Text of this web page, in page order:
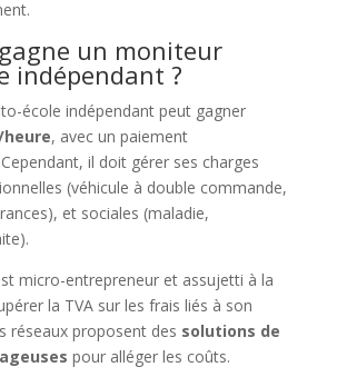
un moniteur
indépendant ?
école indépendant peut gagner
heure, avec un paiement
il doit gérer ses charges
(véhicule à double commande,
et sociales (maladie,
micro-entrepreneur et assujetti à la
la TVA sur les frais liés à son
réseaux proposent des solutions de
pour alléger les coûts.